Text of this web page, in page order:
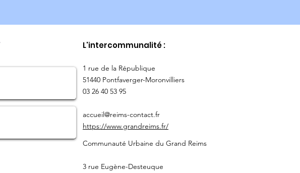
L'intercommunalité :
​1 rue de la République
51440 Pontfaverger-Moronvilliers
03 26 40 53 95
accueil@reims-contact.fr
https://www.grandreims.fr/
Communauté Urbaine du Grand Reims
3 rue Eugène-Desteuque